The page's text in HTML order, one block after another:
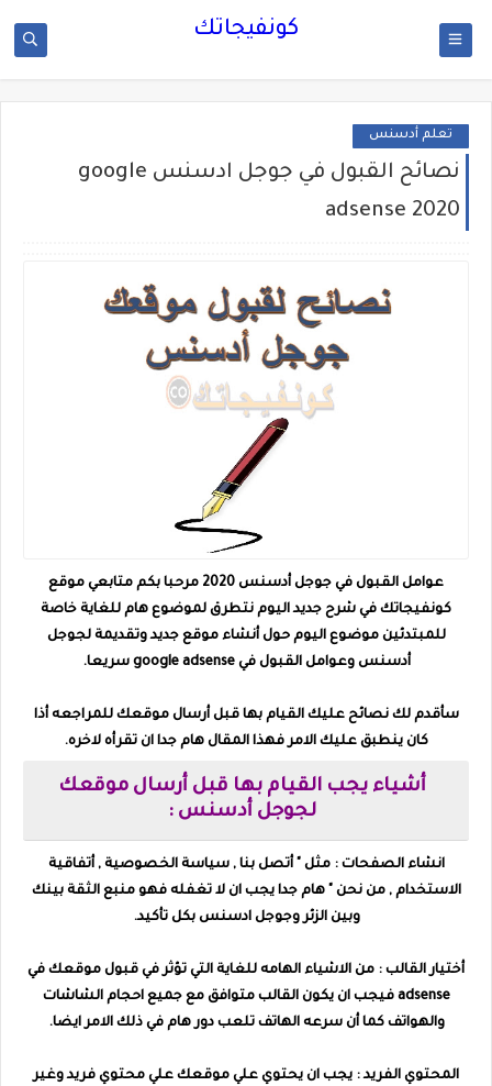
كونفيجاتك
تعلم أدسنس
نصائح القبول في جوجل ادسنس google
adsense 2020
عوامل القبول في جوجل أدسنس 2020
مرحبا بكم متابعي موقع
كونفيجاتك في شرح جديد اليوم نتطرق لموضوع هام للغاية خاصة
للمبتدئين موضوع اليوم حول أنشاء موقع جديد وتقديمة لجوجل
أدسنس وعوامل القبول في google adsense سريعا.
سأقدم لك نصائح عليك القيام بها قبل أرسال موقعك للمراجعه أذا
كان ينطبق عليك الامر فهذا المقال هام جدا ان تقرأه لاخره.
أشياء يجب القيام بها قبل أرسال موقعك
لجوجل أدسنس :
انشاء الصفحات : مثل " أتصل بنا , سياسة الخصوصية , أتفاقية
الاستخدام , من نحن " هام جدا يجب ان لا تغفله فهو منبع الثقة بينك
وبين الزئر وجوجل ادسنس بكل تأكيد.
أختيار القالب : من الاشياء الهامه للغاية التي تؤثر في قبول موقعك في
adsense فيجب ان يكون القالب متوافق مع جميع احجام الشاشات
والهواتف كما أن سرعه الهاتف تلعب دور هام في ذلك الامر ايضا.
المحتوي الفريد : يجب ان يحتوي علي موقعك علي محتوي فريد وغير